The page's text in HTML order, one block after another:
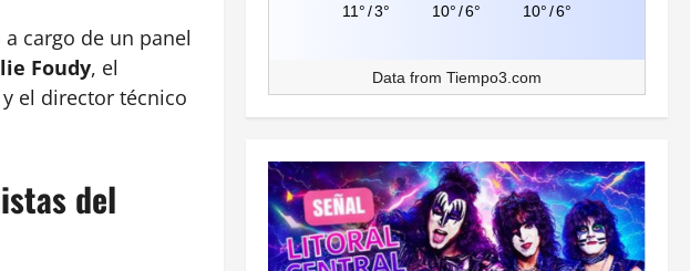
cargo de un panel
Foudy, el
y el director técnico
del
11°/3° 10° /6° 10° /6°
Data from Tiempo3.com